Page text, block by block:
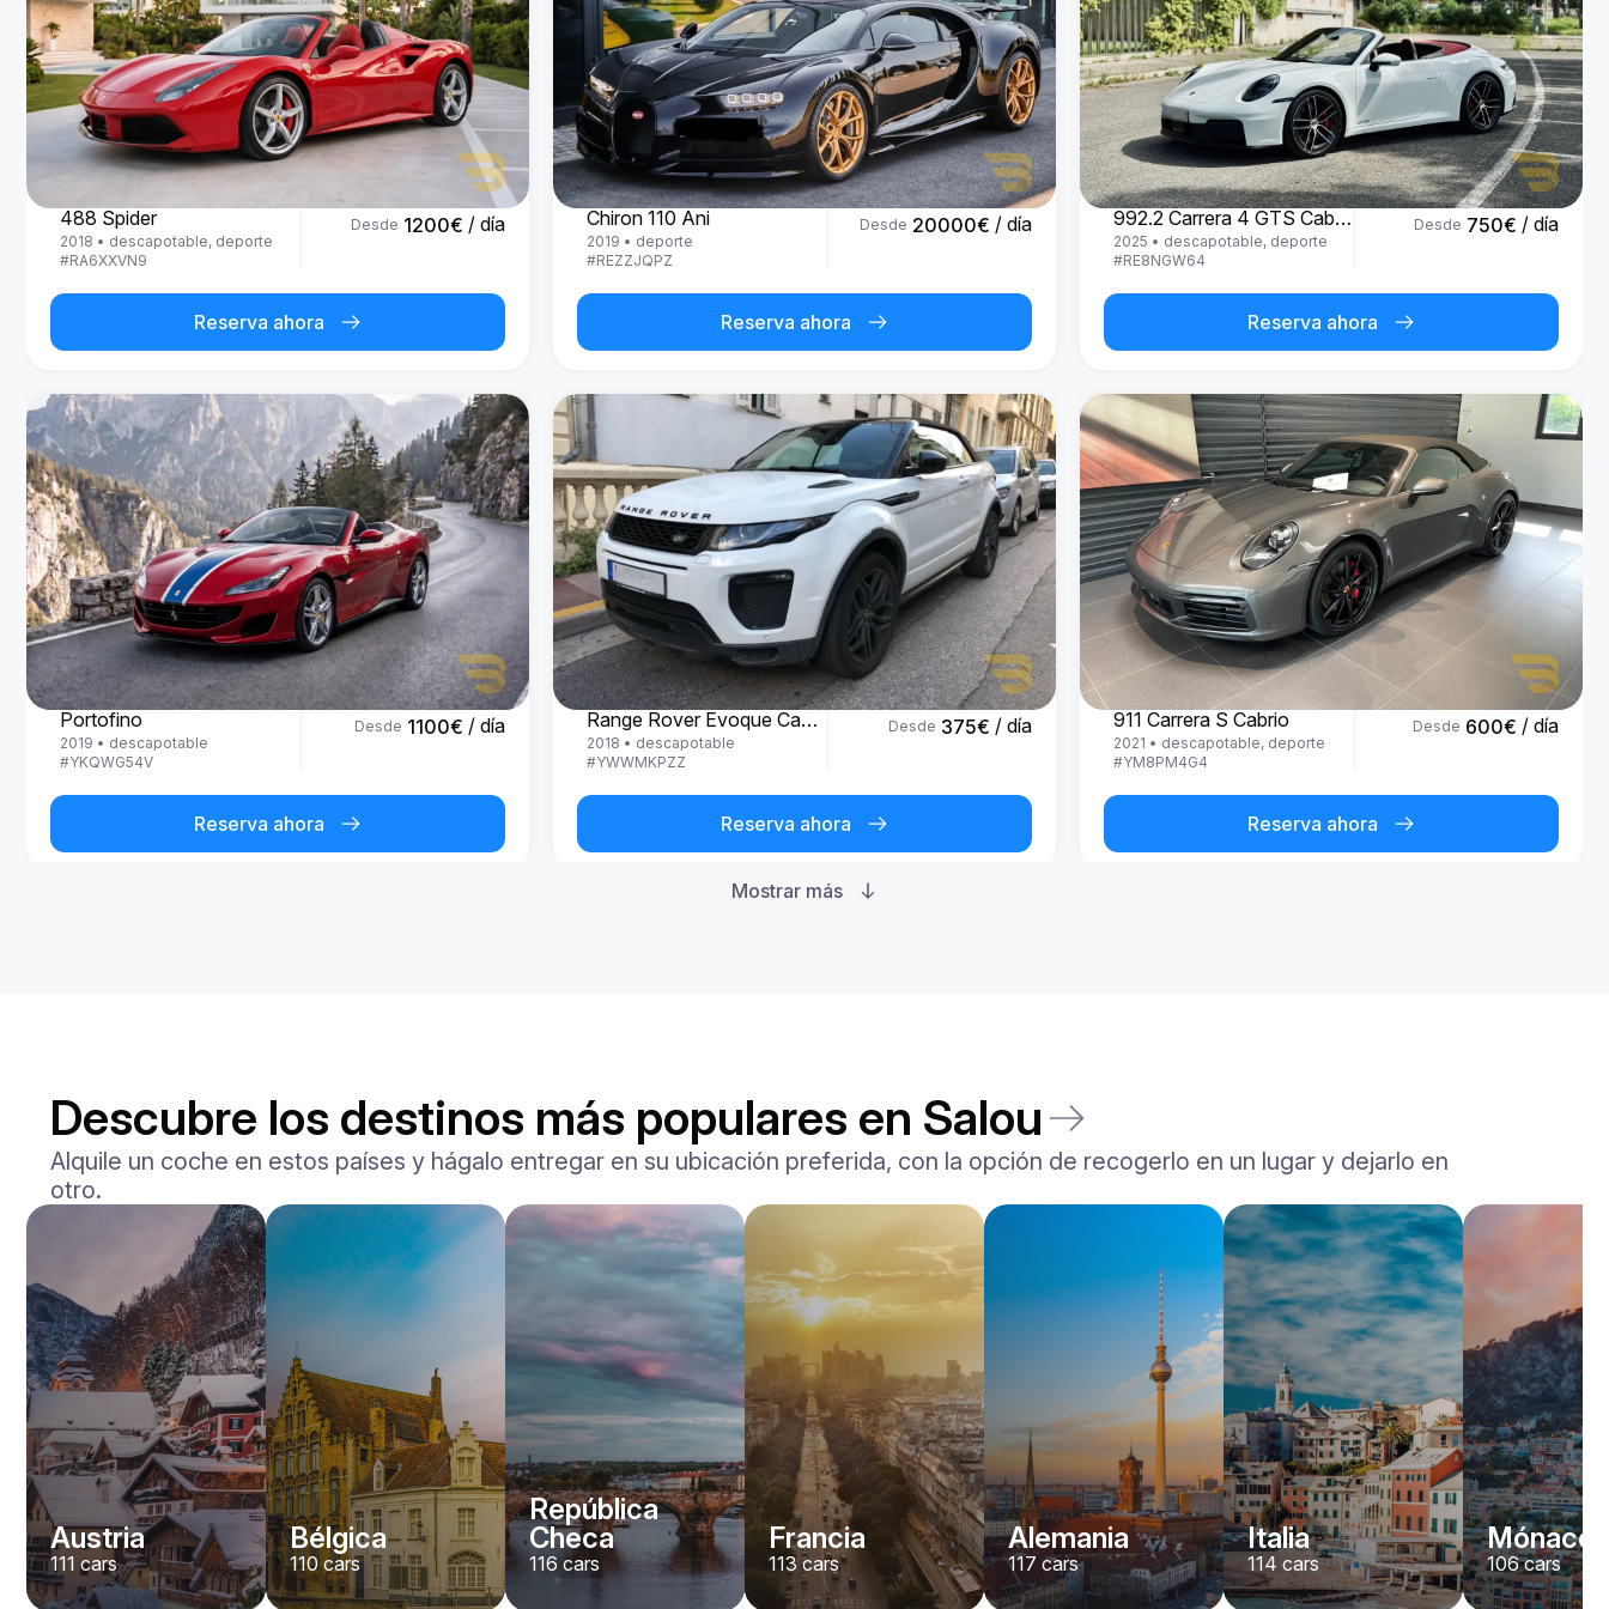
488 Spider
2018 • descapotable, deporte
#RA6XXVN9
Desde 1200€ / día
Reserva ahora
Bugatti
Chiron 110 Ani
2019 • deporte
#REZZJQPZ
Desde 20000€ / día
Reserva ahora
Porsche
992.2 Carrera 4 GTS Cabrio '25
2025 • descapotable, deporte
#RE8NGW64
Desde 750€ / día
Reserva ahora
Ferrari
Portofino
2019 • descapotable
#YKQWG54V
Desde 1100€ / día
Reserva ahora
Land Rover
Range Rover Evoque Cabrio
2018 • descapotable
#YWWMKPZZ
Desde 375€ / día
Reserva ahora
Porsche
911 Carrera S Cabrio
2021 • descapotable, deporte
#YM8PM4G4
Desde 600€ / día
Reserva ahora
Mercedes Benz
Maybach S-klasse 580
Desde 750€ / día
Reserva ahora
F8 Spider
2022
descapotable, deporte
€
Reserva ahora
descapotable
YJPXZKDA
Desde 2200
Reserva ahora
Mostrar más
Descubre los destinos más populares en Salou
Alquile un coche en estos países y hágalo entregar en su ubicación preferida, con la opción de recogerlo en un lugar y dejarlo en
otro.
Austria
111 cars
Bélgica
110cars
República
Checa
116cars
Francia
113cars
Alemania
117 cars
Italia
114 cars
Mónaco
106cars